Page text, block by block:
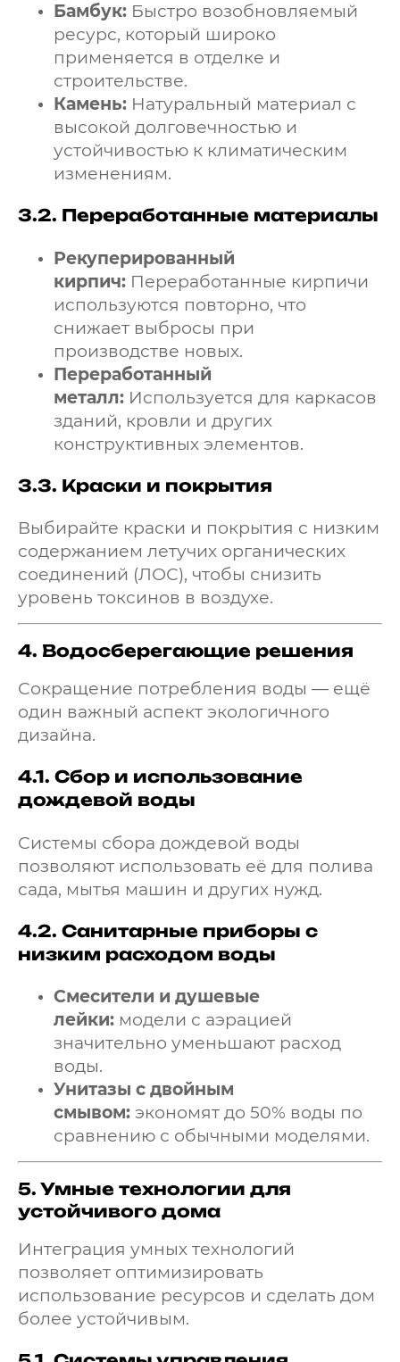
Бамбук: Быстро возобновляемый
ресурс, который широко
применяется в отделке и
строительстве.
Камень: Натуральный материал с
высокой долговечностью и
устойчивостью к климатическим
изменениям.
3.2. Переработанные материалы
Рекуперированный
кирпич: Переработанные кирпичи
используются повторно, что
снижает выбросы при
производстве новых.
Переработанный
металл: Используется для каркасов
зданий, кровли и других
конструктивных элементов.
3.3. Краски и покрытия
Выбирайте краски и покрытия с низким
содержанием летучих органических
соединений (ЛОС), чтобы снизить
уровень токсинов в воздухе.
4. Водосберегающие решения
Сокращение потребления воды — ещё
один важный аспект экологичного
дизайна.
4.1. Сбор и использование
дождевой воды
Системы сбора дождевой воды
позволяют использовать её для полива
сада, мытья машин и других нужд.
4.2. Санитарные приборы с
низким расходом воды
Смесители и душевые
лейки: модели с аэрацией
значительно уменьшают расход
воды.
Унитазы с двойным
смывом: экономят до 50% воды по
сравнению с обычными моделями.
5. Умные технологии для
устойчивого дома
Интеграция умных технологий
позволяет оптимизировать
использование ресурсов и сделать дом
более устойчивым.